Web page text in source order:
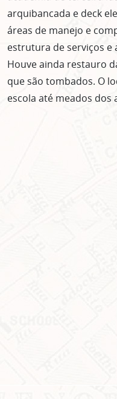
arquibancada e deck
áreas de manejo e
estrutura de serviços e
Houve ainda restauro
que são tombados. O
escola até meados dos